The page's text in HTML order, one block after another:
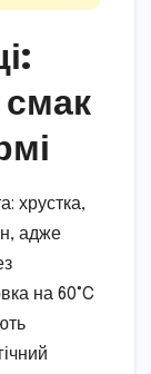
хрустка,
адже
на 60°C